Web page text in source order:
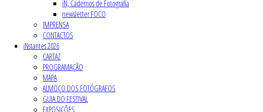
iN, Cadernos de Fotografia
newsletter FOCO
IMPRENSA
CONTACTOS
iNstantes 2026
CARTAZ
PROGRAMAÇÃO
MAPA
ALMOÇO DOS FOTÓGRAFOS
GUIA DO FESTIVAL
EXPOSIÇÕES